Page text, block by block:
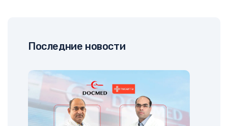
Последние новости